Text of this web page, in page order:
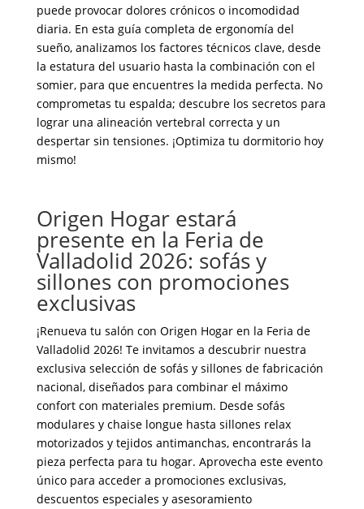
puede provocar dolores crónicos o incomodidad
diaria. En esta guía completa de ergonomía del
sueño, analizamos los factores técnicos clave, desde
la estatura del usuario hasta la combinación con el
somier, para que encuentres la medida perfecta. No
comprometas tu espalda; descubre los secretos para
lograr una alineación vertebral correcta y un
despertar sin tensiones. ¡Optimiza tu dormitorio hoy
mismo!
Origen Hogar estará
presente en la Feria de
Valladolid 2026: sofás y
sillones con promociones
exclusivas
¡Renueva tu salón con Origen Hogar en la Feria de
Valladolid 2026! Te invitamos a descubrir nuestra
exclusiva selección de sofás y sillones de fabricación
nacional, diseñados para combinar el máximo
confort con materiales premium. Desde sofás
modulares y chaise longue hasta sillones relax
motorizados y tejidos antimanchas, encontrarás la
pieza perfecta para tu hogar. Aprovecha este evento
único para acceder a promociones exclusivas,
descuentos especiales y asesoramiento